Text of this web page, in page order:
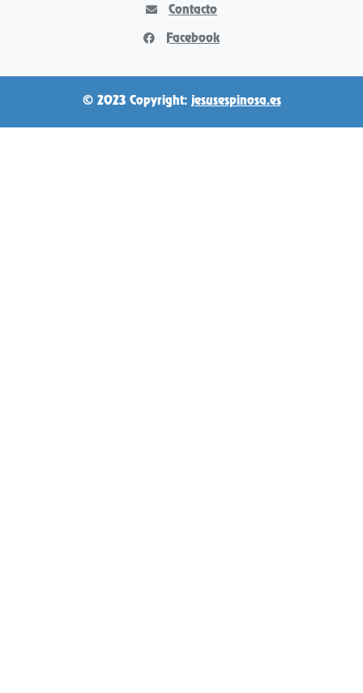
Contacto
Facebook
© 2023 Copyright: jesusespinosa.es